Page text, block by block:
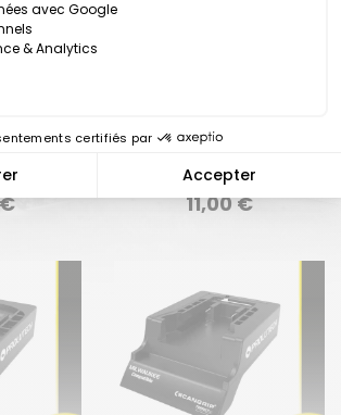
Precio
BOSCH/AMPSHARE
11,00 €Precio